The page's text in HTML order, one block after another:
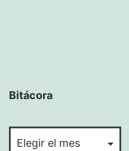
Bitácora